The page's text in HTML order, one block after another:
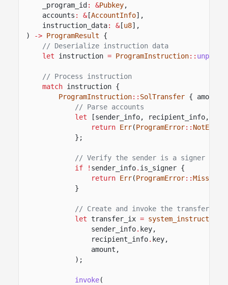
_program_id : &Pubkey,
accounts : &[AccountInfo],
instruction_data: &[u8],
)
-> ProgramResult
{
// Deserialize instruction data
let
instruction = ProgramInstruction:: unpack
// Process instruction
match instruction {
ProgramInstruction:: SolTransfer { amount
// Parse accounts
let
[sender_info, recipient_info,
return Err(ProgramError::
};
// Verify the sender is a signer
if ! sender_info. is_signer {
return Err(ProgramError::
}
// Create and invoke the transfer
let transfer_ix = system_instruction
sender_info. key,
recipient_info. key,
amount,
);
invoke(